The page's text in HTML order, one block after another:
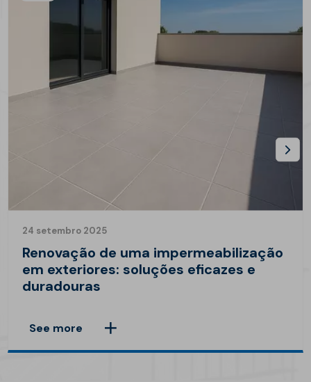
24 setembro 2025
Renovação de uma impermeabilização
em exteriores: soluções eficazes e
duradouras
See more